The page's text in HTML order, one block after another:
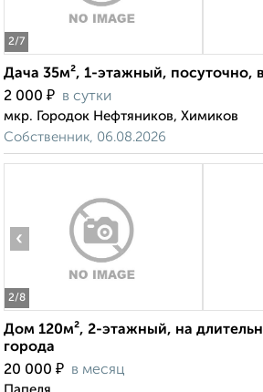
2/7
Дача 35м², 1-этажный, посуточно,
2 000 ₽ в сутки
мкр. Городок Нефтяников, Химиков
Собственник, 06.08.2026
2/8
‹
Дом 120м², 2-этажный, на
города
20 000 ₽ в месяц